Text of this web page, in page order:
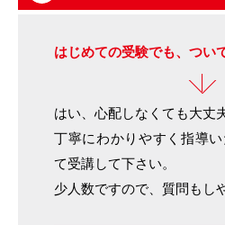
はじめての受験でも、つい
はい、心配しなくても大丈
丁寧にわかりやすく指導
て受講して下さい。
少人数ですので、質問もし